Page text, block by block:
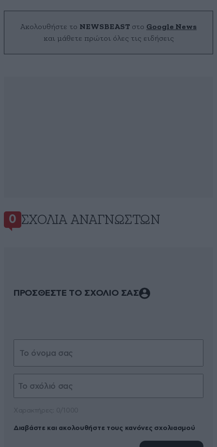
Ακολουθήστε το NEWSBEAST στο Google News
και μάθετε πρώτοι όλες τις ειδήσεις
0 ΣΧΌΛΙΑ ΑΝΑΓΝΩΣΤΏΝ
ΠΡΟΣΘΕΣΤΕ ΤΟ ΣΧΟΛΙΟ ΣΑΣ
Διαβάστε και ακολουθήστε τους κανόνες σχολιασμού